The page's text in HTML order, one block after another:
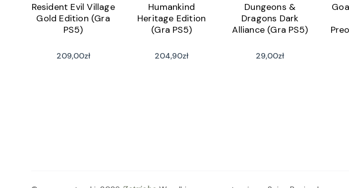
Resident Evil Village
Gold Edition (Gra
PS5)
209,00zł
Humankind
Heritage Edition
(Gra PS5)
204,90zł
Dungeons &
Dragons Dark
Alliance (Gra PS5)
29,00zł